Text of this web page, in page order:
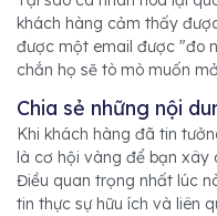
khách hàng cảm thấy
được một email được "đo
chắn họ sẽ tò mò muốn
Chia sẻ những nội
Khi khách hàng đã tin
là cơ hội vàng để bạn xây
Điều quan trọng nhất lúc
tin thực sự hữu ích và liên